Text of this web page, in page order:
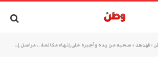
»الهدهد » سحبه من يده وأجبره على إنهاء مكالمة .. مراسل إسرائيلي “يهين” قيادياً بفتح على الهواء!